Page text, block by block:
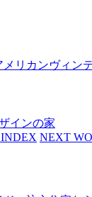
リカンヴィン
インの家
NEXT